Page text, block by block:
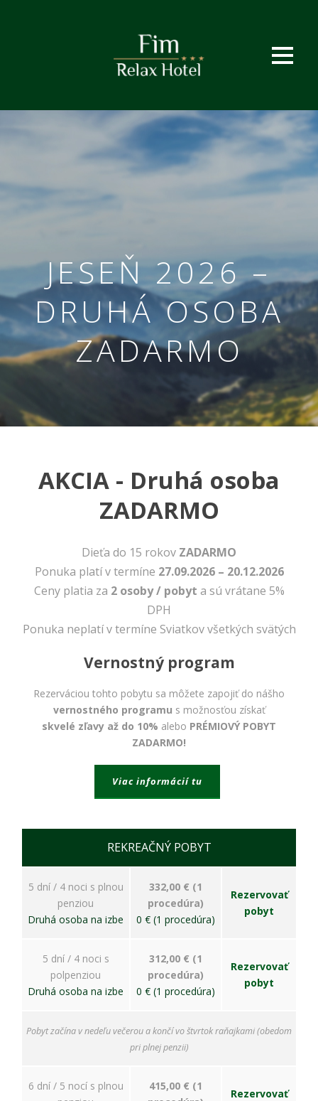
JESEŇ 2026 –
DRUHÁ OSOBA
ZADARMO
AKCIA - Druhá osoba
ZADARMO
Dieťa do 15 rokov ZADARMO
Ponuka platí v termíne 27.09.2026 – 20.12.2026
Ceny platia za 2 osoby / pobyt a sú vrátane 5%
DPH
Ponuka neplatí v termíne Sviatkov všetkých svätých
Vernostný program
Rezerváciou tohto pobytu sa môžete zapojiť do nášho
vernostného programu s možnosťou získať
skvelé zľavy až do 10% alebo PRÉMIOVÝ POBYT
ZADARMO!
Viac informácií tu
REKREAČNÝ POBYT
5 dní / 4 noci s plnou
penziou
Druhá osoba na izbe
332,00 € (1
procedúra)
0 € (1 procedúra)
Rezervovať
pobyt
5 dní / 4 noci s
polpenziou
Druhá osoba na izbe
312,00 € (1
procedúra)
0 € (1 procedúra)
Rezervovať
pobyt
Pobyt začína v nedeľu večerou a končí vo štvrtok raňajkami (obedom
pri plnej penzii)
6 dní / 5 nocí s plnou
415,00 € (1
Rezervovať
Nevyhnutné
Tieto cookies
sú
fungovanie
našej webovej
Zahŕňajú
prihlásenie,
bezpečnostné
alebo
formulárov.
Bez týchto
cookies by
stránka
nemohla
zaistenie
funkčnosti
základ:
oprávnený
záujem
Štatistiky
Pomáhajú
ako
návštevníci
používajú
našu stránku,
zlepšovať.
Tieto
informácie